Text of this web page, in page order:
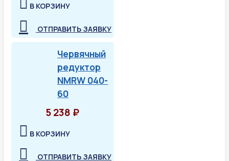
В КОРЗИНУ
ОТПРАВИТЬ ЗАЯВКУ
Червячный
редуктор
NMRW 040-
60
5 238 ₽
В КОРЗИНУ
ОТПРАВИТЬ ЗАЯВКУ